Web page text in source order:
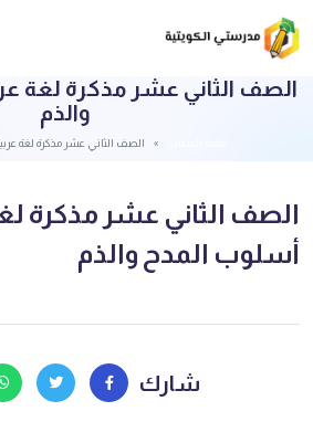
الصف الثاني عشر مذكرة لغة
والذم
الصف الثاني عشر مذكرة لغة
الصف الثاني عشر مذكرة
أسلوب المدح والذم
شارك